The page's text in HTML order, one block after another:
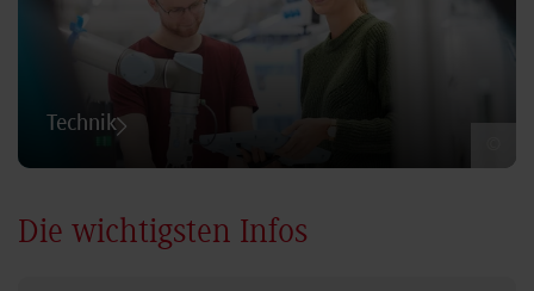
Technik
Die wichtigsten Infos